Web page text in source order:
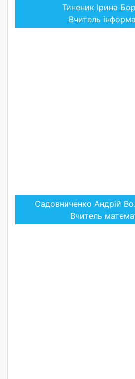
Тиненик Ірина
Вчитель
Садовниченко Андрій
Вчитель